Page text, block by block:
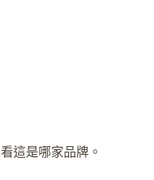
這是哪家品牌。